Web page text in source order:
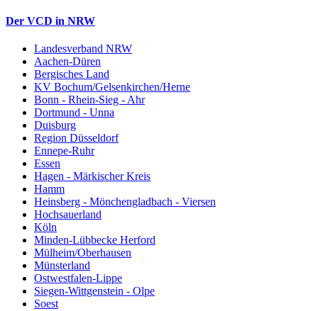
Der VCD in NRW
Landesverband NRW
Aachen-Düren
Bergisches Land
KV Bochum/Gelsenkirchen/Herne
Bonn - Rhein-Sieg - Ahr
Dortmund - Unna
Duisburg
Region Düsseldorf
Ennepe-Ruhr
Essen
Hagen - Märkischer Kreis
Hamm
Heinsberg - Mönchengladbach - Viersen
Hochsauerland
Köln
Minden-Lübbecke Herford
Mülheim/Oberhausen
Münsterland
Ostwestfalen-Lippe
Siegen-Wittgenstein - Olpe
Soest